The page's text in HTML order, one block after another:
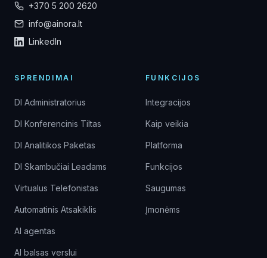
+370 5 200 2620
info@ainora.lt
LinkedIn
SPRENDIMAI
DI Administratorius
DI Konferencinis Tiltas
DI Analitikos Paketas
DI Skambučiai Leadams
Virtualus Telefonistas
Automatinis Atsakiklis
AI agentas
AI balsas verslui
FUNKCIJOS
Integracijos
Kaip veikia
Platforma
Funkcijos
Saugumas
Įmonėms